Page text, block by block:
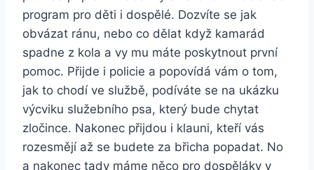
program pro děti i dospělé. Dozvíte se jak
obvázat ránu, nebo co dělat když kamarád
spadne z kola a vy mu máte poskytnout první
pomoc. Přijde i policie a popovídá vám o tom,
jak to chodí ve službě, podíváte se na ukázku
výcviku služebního psa, který bude chytat
zločince. Nakonec přijdou i klauni, kteří vás
rozesmějí až se budete za břicha popadat. No
a nakonec tady máme něco pro dospěláky v